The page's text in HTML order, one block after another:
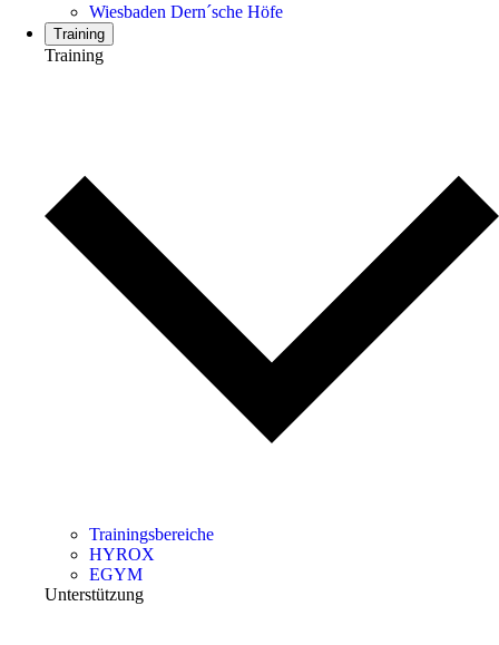
Wiesbaden Dern´sche Höfe
Training
Training
Trainingsbereiche
HYROX
EGYM
Unterstützung